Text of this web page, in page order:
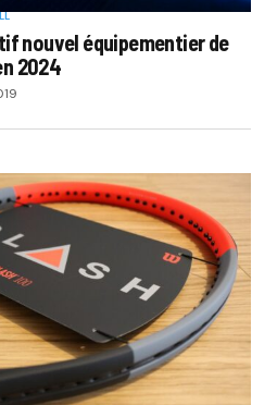
nouvel équipementier de
2024